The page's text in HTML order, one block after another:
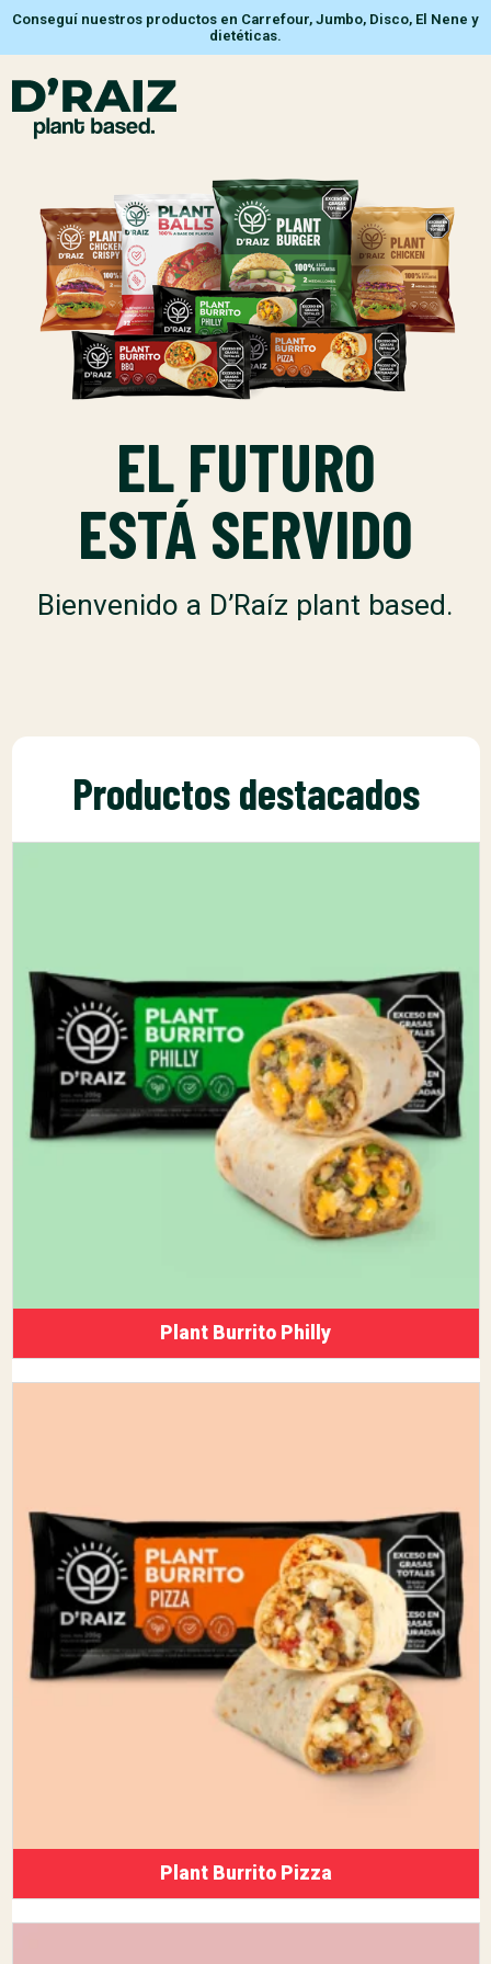
Conseguí nuestros productos en Carrefour, Jumbo, Disco, El Nene y
dietéticas.
EL FUTURO
ESTÁ SERVIDO
Bienvenido a D’Raíz plant based.
Productos destacados
Plant Burrito Philly
Plant Burrito Pizza